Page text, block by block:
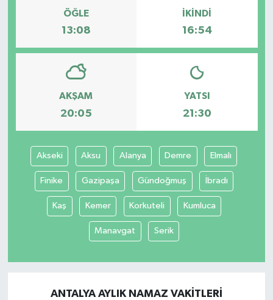
ÖĞLE
13:08
İKINDI
16:54
AKŞAM
20:05
YATSI
21:30
Akseki Aksu Alanya Demre Elmalı
Finike Gazipaşa Gündoğmuş İbradı
Kaş Kemer Korkuteli Kumluca
Manavgat Serik
ANTALYA AYLIK NAMAZ VAKITLERI